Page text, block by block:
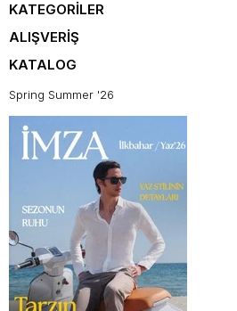
KATEGORİLER
ALIŞVERİŞ
KATALOG
Spring Summer '26